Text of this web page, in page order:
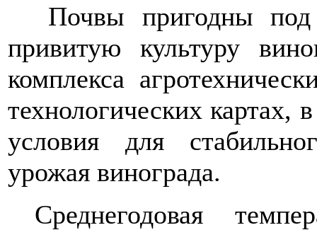
Почвы пригодны
привитую культуру
комплекса
технологических
условия для
урожая винограда.
Среднегодовая